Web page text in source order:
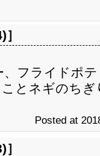
］
、フライドポ
とネギのちぎ
Posted at
］